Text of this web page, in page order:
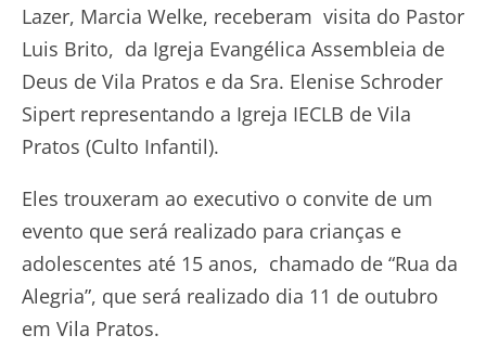
Lazer, Marcia Welke, receberam visita do Pastor
Luis Brito, da Igreja Evangélica Assembleia de
Deus de Vila Pratos e da Sra. Elenise Schroder
Sipert representando a Igreja IECLB de Vila
Pratos (Culto Infantil).
Eles trouxeram ao executivo o convite de um
evento que será realizado para crianças e
adolescentes até 15 anos, chamado de “Rua da
Alegria”, que será realizado dia 11 de outubro
em Vila Pratos.